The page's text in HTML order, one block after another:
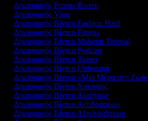
Δημιουργός Promo Βίντεο
Δημιουργός Vlog
Δημιουργός Βίντεο Fashion Haul
Δημιουργός Βίντεο Fitness
Δημιουργός Βίντεο Makeup Tutorial
Δημιουργός Βίντεο Podcast
Δημιουργός Βίντεο Teaser
Δημιουργός Βίντεο Unboxing
Δημιουργός Βίντεο «Μία Μέρα στη Ζωή»
Δημιουργός Βίντεο Άσκησης
Δημιουργός Βίντεο Ακινήτων
Δημιουργός Βίντεο Αντιδράσεων
Δημιουργός Βίντεο Αξιολογήσεων